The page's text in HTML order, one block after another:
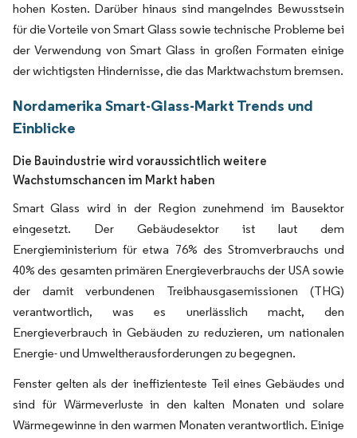
hohen Kosten. Darüber hinaus sind mangelndes Bewusstsein
für die Vorteile von Smart Glass sowie technische Probleme bei
der Verwendung von Smart Glass in großen Formaten einige
der wichtigsten Hindernisse, die das Marktwachstum bremsen.
Nordamerika Smart-Glass-Markt Trends und
Einblicke
Die Bauindustrie wird voraussichtlich weitere
Wachstumschancen im Markt haben
Smart Glass wird in der Region zunehmend im Bausektor
eingesetzt. Der Gebäudesektor ist laut dem
Energieministerium für etwa 76% des Stromverbrauchs und
40% des gesamten primären Energieverbrauchs der USA sowie
der damit verbundenen Treibhausgasemissionen (THG)
verantwortlich, was es unerlässlich macht, den
Energieverbrauch in Gebäuden zu reduzieren, um nationalen
Energie- und Umweltherausforderungen zu begegnen.
Fenster gelten als der ineffizienteste Teil eines Gebäudes und
sind für Wärmeverluste in den kalten Monaten und solare
Wärmegewinne in den warmen Monaten verantwortlich. Einige